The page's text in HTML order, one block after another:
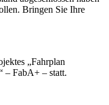
Bringen Sie Ihre
„Fahrplan
– FabA+ – statt.